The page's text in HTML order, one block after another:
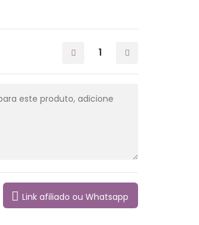
Link afiliado ou Whatsapp